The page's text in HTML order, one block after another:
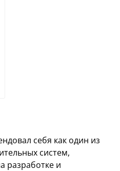
себя как один из
систем,
разработке и